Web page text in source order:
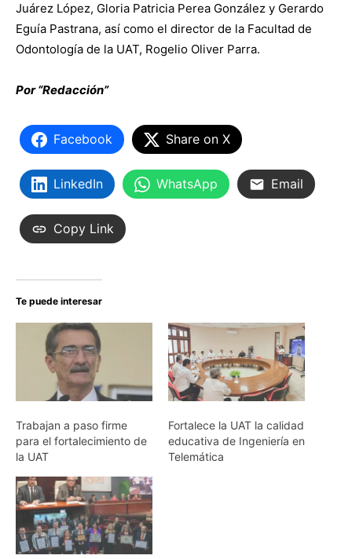
Juárez López, Gloria Patricia Perea González y Gerardo
Eguía Pastrana, así como el director de la Facultad de
Odontología de la UAT, Rogelio Oliver Parra.
Por “Redacción”
Facebook Share on X
LinkedIn WhatsApp Email
Copy Link
Te puede interesar
Trabajan a paso firme
para el fortalecimiento de
la UAT
Fortalece la UAT la calidad
educativa de Ingeniería en
Telemática